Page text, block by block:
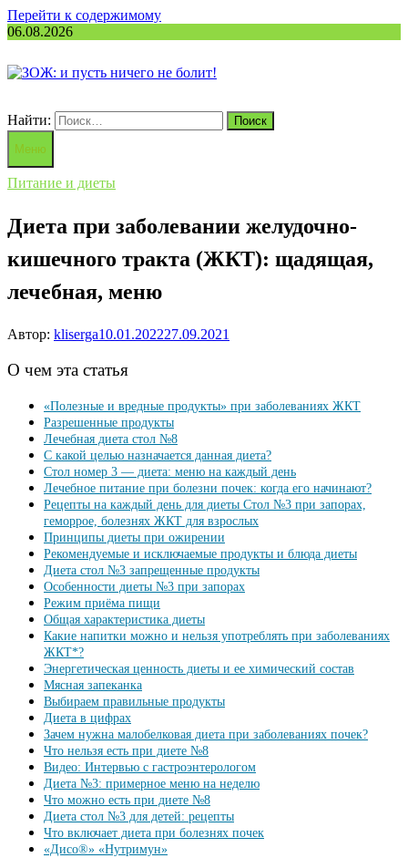
Перейти к содержимому
06.08.2026
Найти:
Меню
Питание и диеты
Диета при заболевании желудочно-
кишечного тракта (ЖКТ): щадящая,
лечебная, меню
Автор: kliserga10.01.202227.09.2021
О чем эта статья
«Полезные и вредные продукты» при заболеваниях ЖКТ
Разрешенные продукты
Лечебная диета стол №8
С какой целью назначается данная диета?
Стол номер 3 — диета: меню на каждый день
Лечебное питание при болезни почек: когда его начинают?
Рецепты на каждый день для диеты Стол №3 при запорах,
геморрое, болезнях ЖКТ для взрослых
Принципы диеты при ожирении
Рекомендуемые и исключаемые продукты и блюда диеты
Диета стол №3 запрещенные продукты
Особенности диеты №3 при запорах
Режим приёма пищи
Общая характеристика диеты
Какие напитки можно и нельзя употреблять при заболеваниях
ЖКТ*?
Энергетическая ценность диеты и ее химический состав
Мясная запеканка
Выбираем правильные продукты
Диета в цифрах
Зачем нужна малобелковая диета при заболеваниях почек?
Что нельзя есть при диете №8
Видео: Интервью с гастроэнтерологом
Диета №3: примерное меню на неделю
Что можно есть при диете №8
Диета стол №3 для детей: рецепты
Что включает диета при болезнях почек
«Дисо®» «Нутримун»